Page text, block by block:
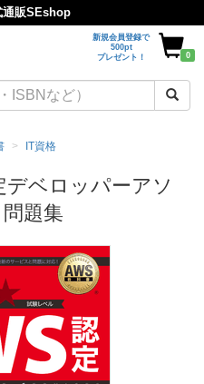
通販SEshop
新規会員登録で
500pt
プレゼント！
0
IT資格
デベロッパーアソ
題集